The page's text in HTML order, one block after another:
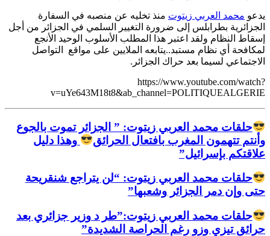
يدعو محمد العربي زيتوت منذ تخليه عن منصبه في السفارة
الجزائرية بطرابلس إلى ضرورة التغيير السلمي في الجزائر من أجل
إسقاط النظام ولقد اعتبر هذا المطلب الأسلوب الوحيد الأنجع
لمكافحة أي نظام مستبد..يتابعه الملايين على مواقع التواصل
الاجتماعي لسيما بعد حراك الجزائر.
https://www.youtube.com/watch?
v=uYe643M18t8&ab_channel=POLITIQUEALGERIE
حلقات محمد العربي زيتوت: ” الجزائر تموت بالجوع
وأنتم تتهمون المغرب بافتعال الحرائق
وهذا دليل
علاقتكم بإسرائيل”
حلقات محمد العربي زيتوت: “لن يتراجع شنقريحة
حتى وإن دمر الجزائر وشعبها”
حلقات محمد العربي زيتوت:”طر د وزير جزائري بعد
حرائق تيزي وزو رغم الحراصة الشديدة”